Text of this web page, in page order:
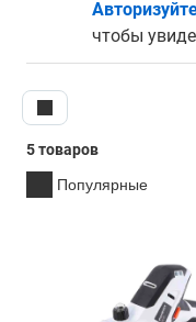
чтобы
5 товаров
Популярные